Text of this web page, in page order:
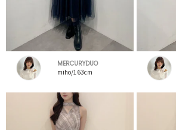
MERCURYDUO
miho/163cm